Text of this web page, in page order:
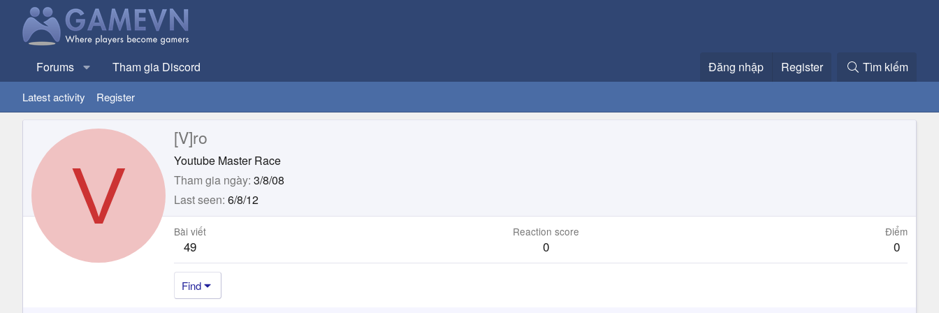
Forums Tham gia Discord Đăng nhập Register Tìm kiếm
Latest activity Register
V
[V]ro
Youtube Master Race
Tham gia ngày 3/8/08
Last seen 6/8/12
Bài viết
49
Reaction score
0
Điểm
0
Find